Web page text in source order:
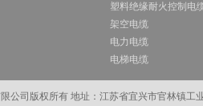
塑料绝缘耐火控制电
架空电缆
电力电缆
电梯电缆
在线订购
公司版权所有 地址：江苏省宜兴市官林镇